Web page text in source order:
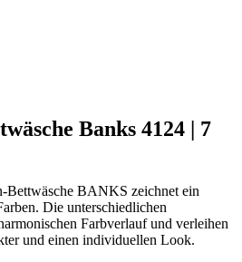
Banks 4124 | 7
Bettwäsche BANKS zeichnet ein
Die unterschiedlichen
Farbverlauf und verleihen
und einen individuellen Look.